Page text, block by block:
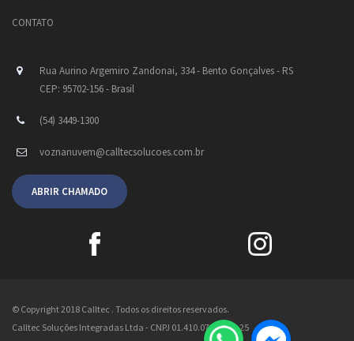
CONTATO
Rua Aurino Argemiro Zandonai, 334 - Bento Gonçalves - RS
CEP: 95702-156 - Brasil
(54) 3449-1300
voznanuvem@calltecsolucoes.com.br
ABRIR CHAMADO
© Copyright 2018 Calltec . Todos os direitos reservados.
Calltec Soluções Integradas Ltda - CNPJ 01.410.071/0001-25